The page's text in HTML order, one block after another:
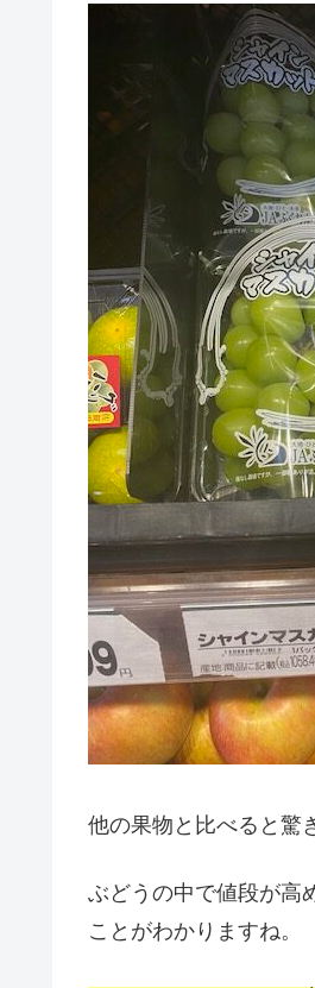
他の果物と比べると驚
ぶどうの中で値段が高
ことがわかりますね。